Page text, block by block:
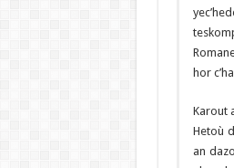
hor
Karout
Hetoù
an